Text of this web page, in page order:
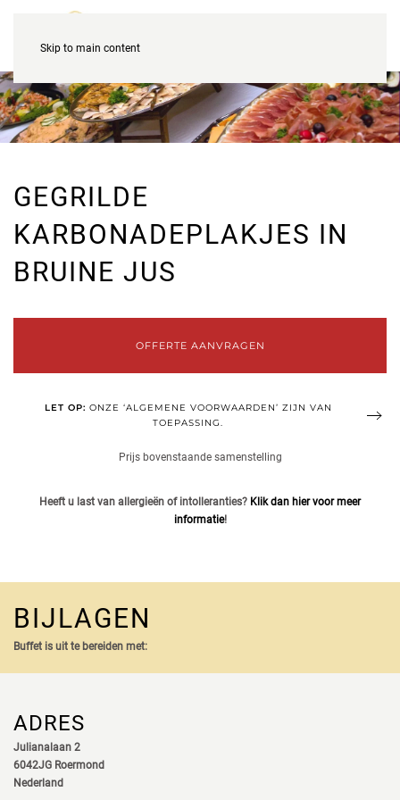
Skip to main content
GEGRILDE
KARBONADEPLAKJES IN
BRUINE JUS
OFFERTE AANVRAGEN
LET OP: ONZE ‘ALGEMENE VOORWAARDEN’ ZIJN VAN
TOEPASSING.
Prijs bovenstaande samenstelling
Heeft u last van allergieën of intolleranties? Klik dan hier voor meer
informatie!
BIJLAGEN
Buffet is uit te bereiden met:
ADRES
Julianalaan 2
6042JG Roermond
Nederland